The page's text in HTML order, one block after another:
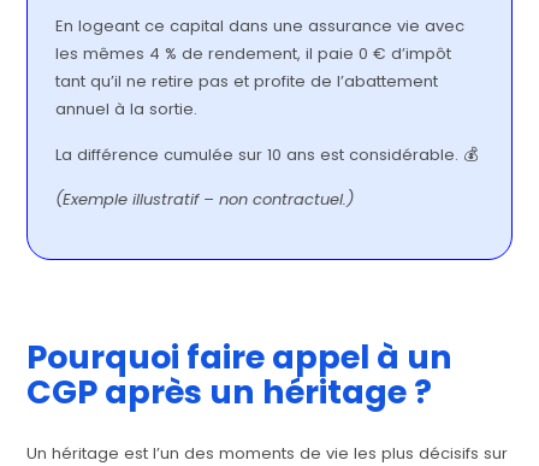
En logeant ce capital dans une assurance vie avec
les mêmes 4 % de rendement, il paie 0 € d’impôt
tant qu’il ne retire pas et profite de l’abattement
annuel à la sortie.
La différence cumulée sur 10 ans est considérable. 💰
(Exemple illustratif – non contractuel.)
Pourquoi faire appel à un
CGP après un héritage ?
Un héritage est l’un des moments de vie les plus décisifs sur